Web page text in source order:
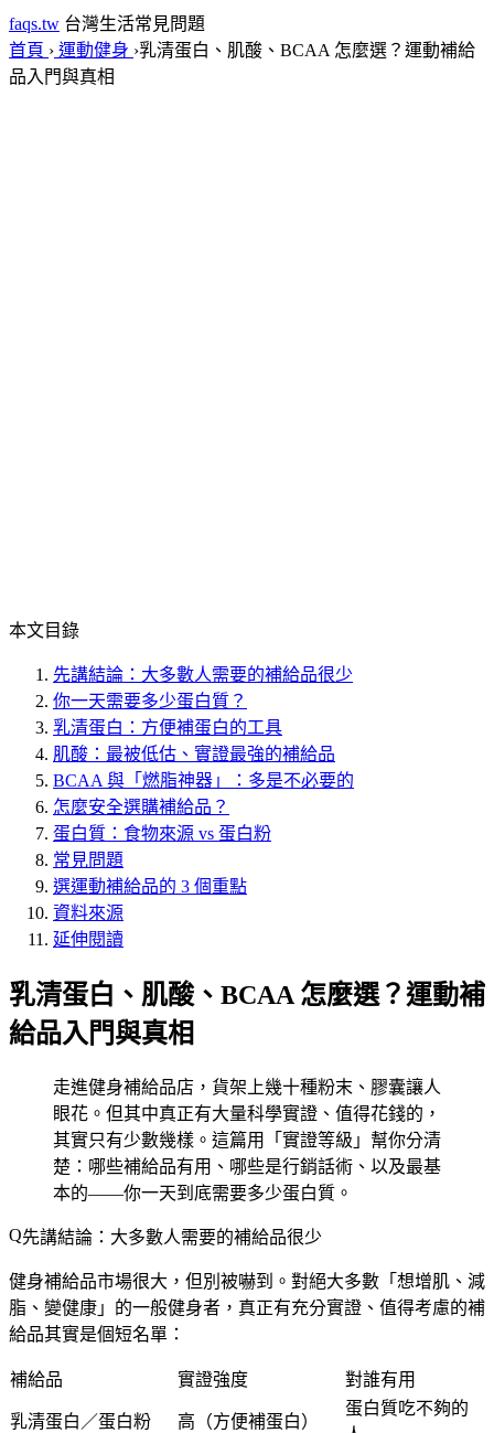
faqs.tw 台灣生活常見問題
首頁 › 運動健身 ›乳清蛋白、肌酸、BCAA 怎麼選？運動補給
品入門與真相
本文目錄
先講結論：大多數人需要的補給品很少
你一天需要多少蛋白質？
乳清蛋白：方便補蛋白的工具
肌酸：最被低估、實證最強的補給品
BCAA 與「燃脂神器」：多是不必要的
怎麼安全選購補給品？
蛋白質：食物來源 vs 蛋白粉
常見問題
選運動補給品的 3 個重點
資料來源
延伸閱讀
乳清蛋白、肌酸、BCAA 怎麼選？運動補
給品入門與真相
走進健身補給品店，貨架上幾十種粉末、膠囊讓人
眼花。但其中真正有大量科學實證、值得花錢的，
其實只有少數幾樣。這篇用「實證等級」幫你分清
楚：哪些補給品有用、哪些是行銷話術、以及最基
本的——你一天到底需要多少蛋白質。
先講結論：大多數人需要的補給品很少
健身補給品市場很大，但別被嚇到。對絕大多數「想增肌、減
脂、變健康」的一般健身者，真正有充分實證、值得考慮的補
給品其實是個短名單：
補給品 實證強度 對誰有用
乳清蛋白／蛋白粉 高（方便補蛋白）
蛋白質吃不夠的